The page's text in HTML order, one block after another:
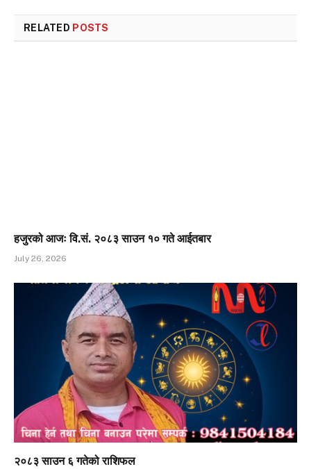
RELATED POSTS
हजुरको आजः वि.सं. २०८३ साउन १० गते आईतबार
July 26, 2026
२०८३ साउन ६ गतेको राशिफल